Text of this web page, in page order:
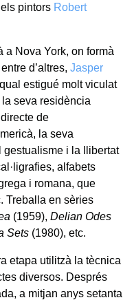
pintors Robert
Nova York, on formà
d’altres, Jasper
estigué molt viculat
la seva residència
de
la seva
gestualisme i la llibertat
alfabets
i romana, que
Treballa en sèries
(1959), Delian Odes
Sets (1980), etc.
etapa utilitzà la tècnica
diversos. Després
a mitjan anys setanta